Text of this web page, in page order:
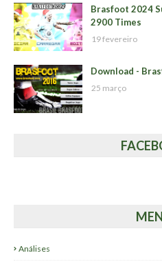
Brasfoot 2024
2900 Times
19 fevereiro
Download -
25 março
Análises